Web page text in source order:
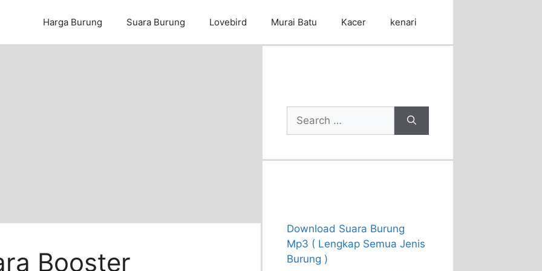
Harga Burung Suara Burung Lovebird Murai Batu Kacer kenari
Booster
Search
for:
Download Suara Burung
Mp3 ( Lengkap Semua Jenis
Burung )